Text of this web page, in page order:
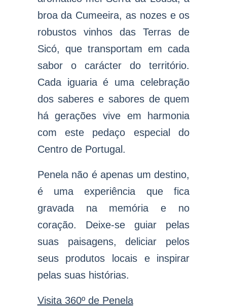
broa da Cumeeira, as nozes e os
robustos vinhos das Terras de
Sicó, que transportam em cada
sabor o carácter do território.
Cada iguaria é uma celebração
dos saberes e sabores de quem
há gerações vive em harmonia
com este pedaço especial do
Centro de Portugal.
Penela não é apenas um destino,
é uma experiência que fica
gravada na memória e no
coração. Deixe-se guiar pelas
suas paisagens, deliciar pelos
seus produtos locais e inspirar
pelas suas histórias.
Visita 360º de Penela